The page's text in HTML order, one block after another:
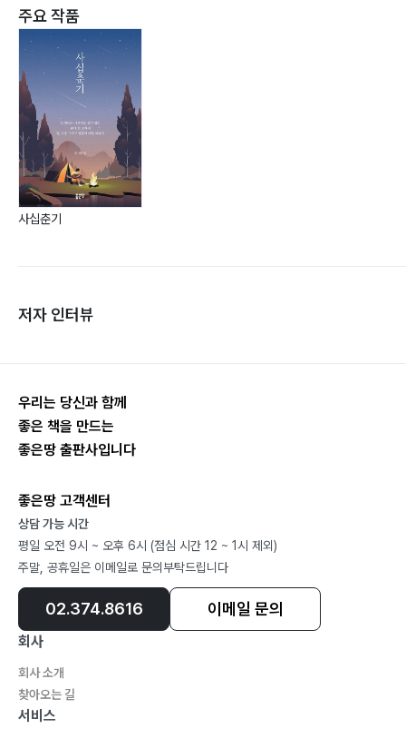
주요 작품
사십춘기
저자 인터뷰
우리는 당신과 함께
좋은 책을 만드는
좋은땅 출판사입니다
좋은땅 고객센터
상담 가능 시간
평일 오전 9시 ~ 오후 6시 (점심 시간 12 ~ 1시 제외)
주말, 공휴일은 이메일로 문의부탁드립니다
02.374.8616 이메일 문의
회사
회사 소개
찾아오는 길
서비스